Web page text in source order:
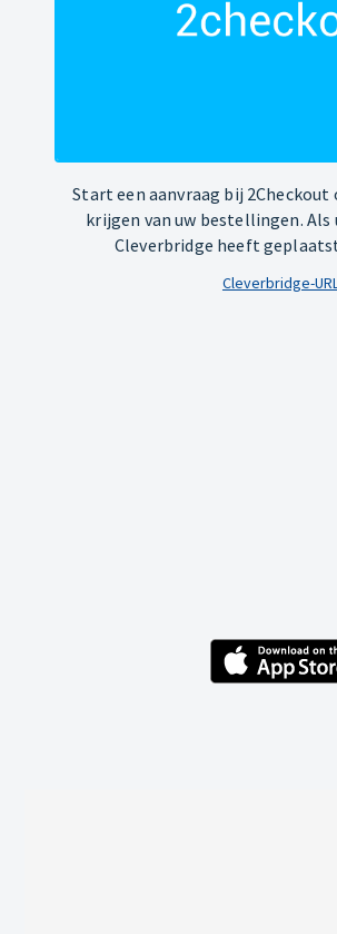
Start een aanvraag bij
krijgen van uw bestellingen.
Cleverbridge heeft
Cleverbridge-